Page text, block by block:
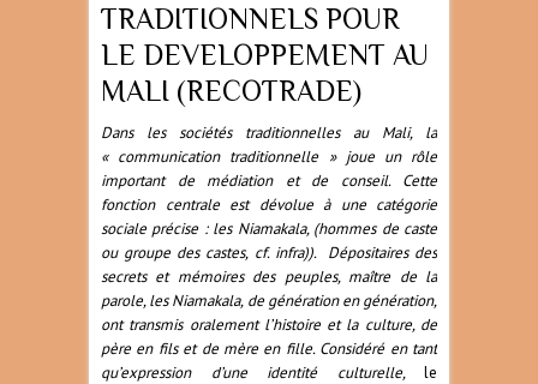
TRADITIONNELS POUR
LE DEVELOPPEMENT AU
MALI (RECOTRADE)
Dans les sociétés traditionnelles au Mali, la
« communication traditionnelle » joue un rôle
important de médiation et de conseil. Cette
fonction centrale est dévolue à une catégorie
sociale précise : les Niamakala, (hommes de caste
ou groupe des castes, cf. infra)). Dépositaires des
secrets et mémoires des peuples, maître de la
parole, les Niamakala, de génération en génération,
ont transmis oralement l’histoire et la culture, de
père en fils et de mère en fille. Considéré en tant
qu’expression d’une identité culturelle, le